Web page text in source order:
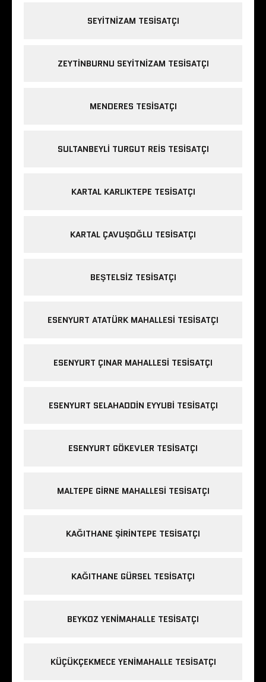
SEYITNIZAM TESISATÇI
ZEYTINBURNU SEYITNIZAM TESISATÇI
MENDERES TESISATÇI
SULTANBEYLI TURGUT REIS TESISATÇI
KARTAL KARLIKTEPE TESISATÇI
KARTAL ÇAVUŞOĞLU TESISATÇI
BEŞTELSIZ TESISATÇI
ESENYURT ATATÜRK MAHALLESI TESISATÇI
ESENYURT ÇINAR MAHALLESI TESISATÇI
ESENYURT SELAHADDIN EYYUBI TESISATÇI
ESENYURT GÖKEVLER TESISATÇI
MALTEPE GIRNE MAHALLESI TESISATÇI
KAĞITHANE ŞIRINTEPE TESISATÇI
KAĞITHANE GÜRSEL TESISATÇI
BEYKOZ YENIMAHALLE TESISATÇI
KÜÇÜKÇEKMECE YENIMAHALLE TESISATÇI